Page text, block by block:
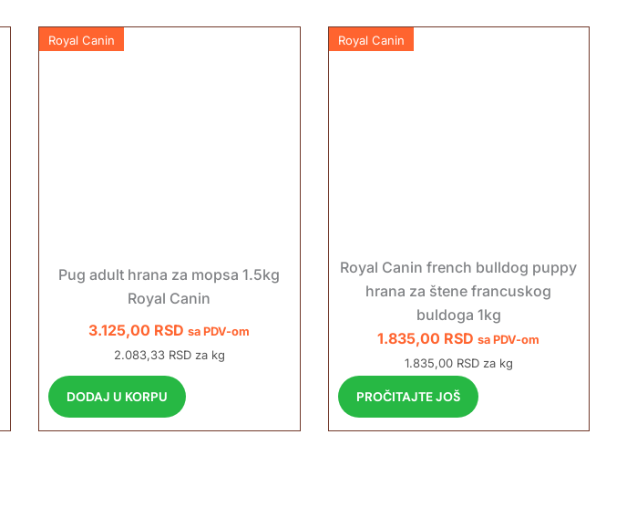
Royal Canin
Pug adult hrana za mopsa 1.5kg
Royal Canin
3.125,00 RSD sa PDV-om
2.083,33 RSD za kg
DODAJ U KORPU
Royal Canin
Royal Canin french bulldog puppy
hrana za štene francuskog
buldoga 1kg
1.835,00 RSD sa PDV-om
1.835,00 RSD za kg
PROČITAJTE JOŠ